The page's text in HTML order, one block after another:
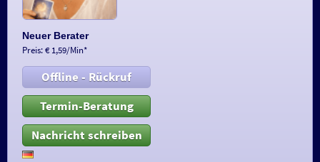
Neuer Berater
Preis: € 1,59/Min*
Offline - Rückruf
Termin-Beratung
Nachricht schreiben